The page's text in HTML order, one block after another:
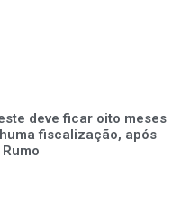
deve ficar oito meses
fiscalização, após